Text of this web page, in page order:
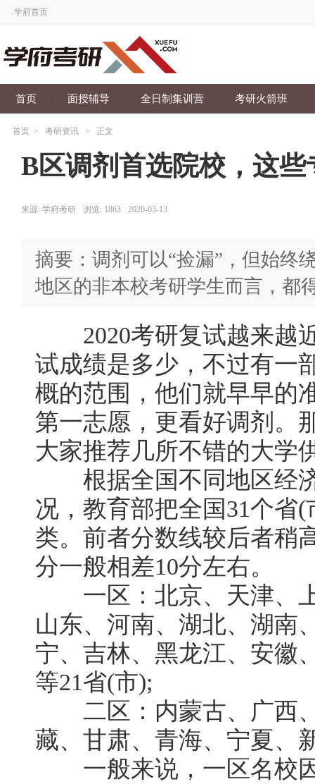
学府首页
首页 面授辅导 全日制集训营 考研火箭班
首页 > 考研资讯 > 正文
B区调剂首选院校，这
来源: 学府考研 浏览: 1863 2020-03-13
摘要：调剂可以“捡漏”，但始终
地区的非本校考研学生而言，都
2020考研复试越来越
试成绩是多少，不过有一
概的范围，他们就早早的
第一志愿，更看好调剂。
大家推荐几所不错的大学
根据全国不同地区经
况，教育部把全国31个省
类。前者分数线较后者稍
分一般相差10分左右。
一区：北京、天津、上
山东、河南、湖北、湖南
宁、吉林、黑龙江、安徽
等21省(市);
二区：内蒙古、广西
藏、甘肃、青海、宁夏、
一般来说，一区名校因